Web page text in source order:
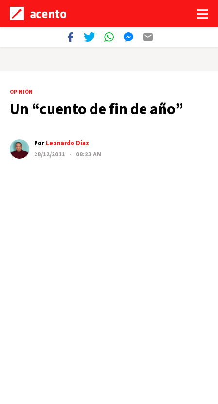
OPINIÓN
Un “cuento de fin de año”
PorLeonardo Díaz
28/12/2011 · 08:23 AM